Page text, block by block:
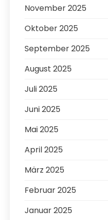
November 2025
Oktober 2025
September 2025
August 2025
Juli 2025
Juni 2025
Mai 2025
April 2025
März 2025
Februar 2025
Januar 2025